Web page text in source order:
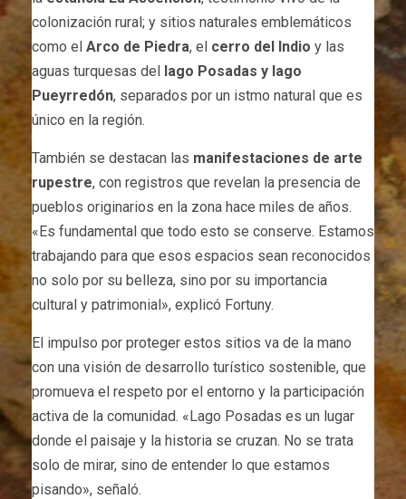
colonización rural; y sitios naturales emblemáticos
como el Arco de Piedra, el cerro del Indio y las
aguas turquesas del lago Posadas y lago
Pueyrredón, separados por un istmo natural que es
único en la región.
También se destacan las manifestaciones de arte
rupestre, con registros que revelan la presencia de
pueblos originarios en la zona hace miles de años.
«Es fundamental que todo esto se conserve. Estamos
trabajando para que esos espacios sean reconocidos
no solo por su belleza, sino por su importancia
cultural y patrimonial», explicó Fortuny.
El impulso por proteger estos sitios va de la mano
con una visión de desarrollo turístico sostenible, que
promueva el respeto por el entorno y la participación
activa de la comunidad. «Lago Posadas es un lugar
donde el paisaje y la historia se cruzan. No se trata
solo de mirar, sino de entender lo que estamos
pisando», señaló.